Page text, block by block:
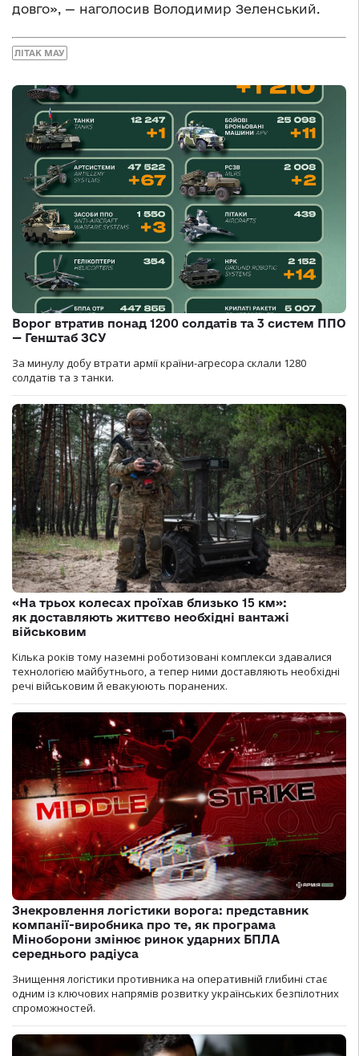
довго», — наголосив Володимир Зеленський.
ЛІТАК МАУ
Ворог втратив понад 1200 солдатів та 3 систем ППО
— Генштаб ЗСУ
За минулу добу втрати армії країни-агресора склали 1280
солдатів та з танки.
«На трьох колесах проїхав близько 15 км»:
як доставляють життєво необхідні вантажі
військовим
Кілька років тому наземні роботизовані комплекси здавалися
технологією майбутнього, а тепер ними доставляють необхідні
речі військовим й евакуюють поранених.
Знекровлення логістики ворога: представник
компанії-виробника про те, як програма
Міноборони змінює ринок ударних БПЛА
середнього радіуса
Знищення логістики противника на оперативній глибині стає
одним із ключових напрямів розвитку українських безпілотних
спроможностей.